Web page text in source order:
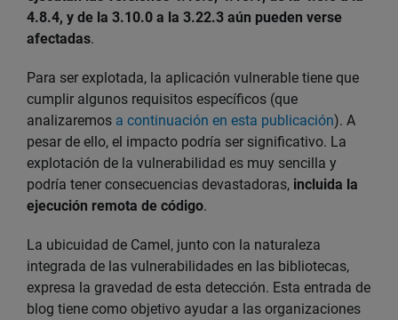
4.8.4, y de la 3.10.0 a la 3.22.3 aún pueden verse
afectadas.
Para ser explotada, la aplicación vulnerable tiene que
cumplir algunos requisitos específicos (que
analizaremos a continuación en esta publicación). A
pesar de ello, el impacto podría ser significativo. La
explotación de la vulnerabilidad es muy sencilla y
podría tener consecuencias devastadoras, incluida la
ejecución remota de código.
La ubicuidad de Camel, junto con la naturaleza
integrada de las vulnerabilidades en las bibliotecas,
expresa la gravedad de esta detección. Esta entrada de
blog tiene como objetivo ayudar a las organizaciones